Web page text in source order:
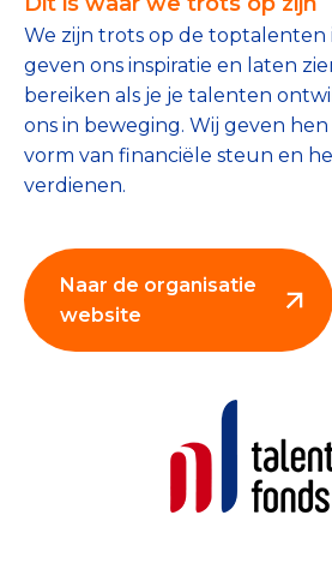
Contact & Signalen
Check keurmerk
Nieuws
Veelgestelde vragen
Register Erkende
We zijn trots op de toptalenten
geven ons inspiratie en laten
bereiken als je je talenten
ons in beweging. Wij geven
vorm van financiële steun en
verdienen.
Naar de organisatie
website